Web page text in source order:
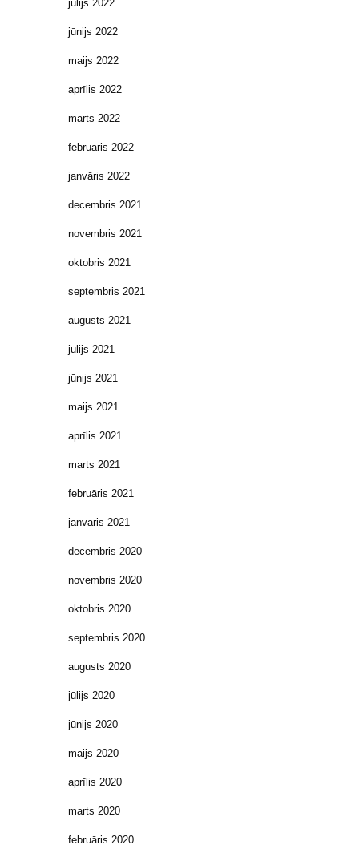
jūlijs 2022
jūnijs 2022
maijs 2022
aprīlis 2022
marts 2022
februāris 2022
janvāris 2022
decembris 2021
novembris 2021
oktobris 2021
septembris 2021
augusts 2021
jūlijs 2021
jūnijs 2021
maijs 2021
aprīlis 2021
marts 2021
februāris 2021
janvāris 2021
decembris 2020
novembris 2020
oktobris 2020
septembris 2020
augusts 2020
jūlijs 2020
jūnijs 2020
maijs 2020
aprīlis 2020
marts 2020
februāris 2020